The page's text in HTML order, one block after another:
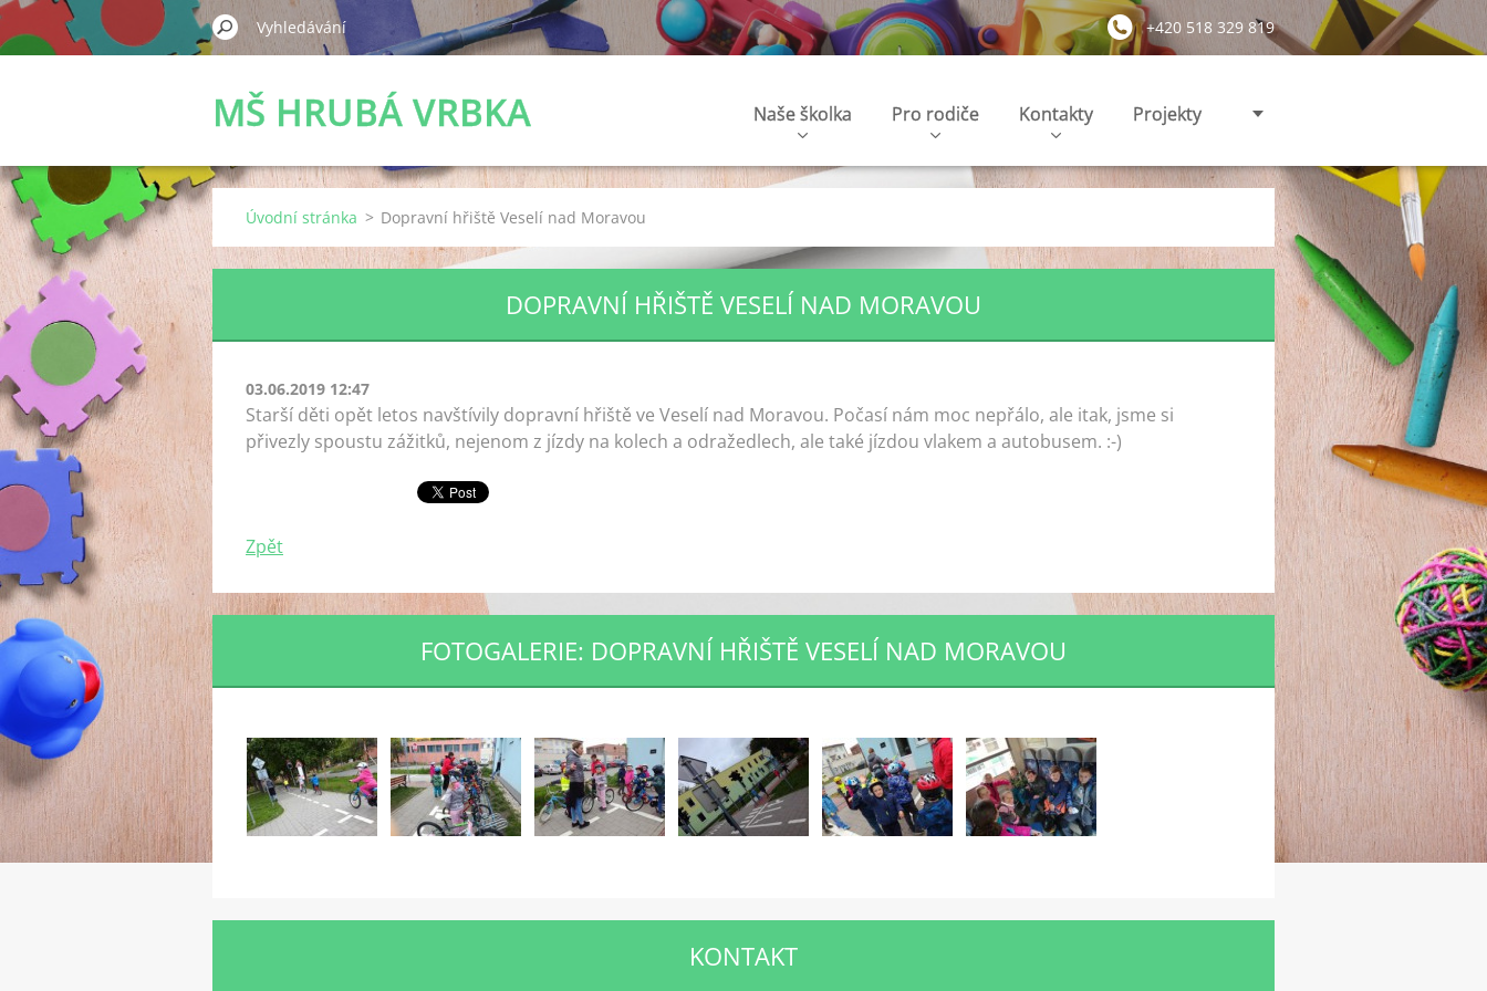
+420 518 329 819
MŠ HRUBÁ VRBKA Naše školka Pro rodiče Kontakty Projekty
Úvodní stránka > Dopravní hřiště Veselí nad Moravou
DOPRAVNÍ HŘIŠTĚ VESELÍ NAD MORAVOU
03.06.2019 12:47
Starší děti opět letos navštívily dopravní hřiště ve Veselí nad Moravou. Počasí nám moc nepřálo, ale itak, jsme si
přivezly spoustu zážitků, nejenom z jízdy na kolech a odražedlech, ale také jízdou vlakem a autobusem. :-)
Zpět
FOTOGALERIE: DOPRAVNÍ HŘIŠTĚ VESELÍ NAD MORAVOU
KONTAKT